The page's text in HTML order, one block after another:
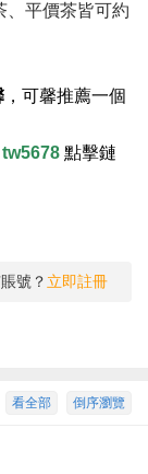
、平價茶皆可約
， 可馨推薦一個
tw5678 點擊鏈
號？ 立即註冊
倒序瀏覽
看全部